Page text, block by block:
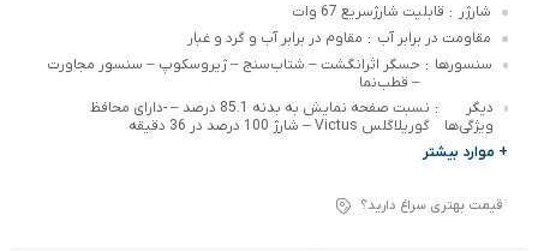
شارژر : قابلیت شارژسریع 67 وات
مقاومت در برابر آب : مقاوم در برابر آب و گرد و غبار
سنسورها : حسگر اثرانگشت – شتاب‌سنج – ژیروسکوپ – سنسور مجاورت
– قطب‌نما
دیگر
ویژگی‌ها
:
نسبت صفحه نمایش به بدنه 85.1 درصد – -دارای محافظ
گوریلاگلس Victus – شارژ 100 درصد در 36 دقیقه
+ موارد بیشتر
قیمت بهتری سراغ دارید؟